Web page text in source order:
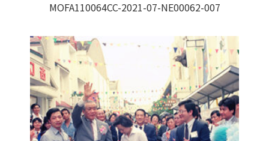
MOFA110064CC-2021-07-NE00062-007